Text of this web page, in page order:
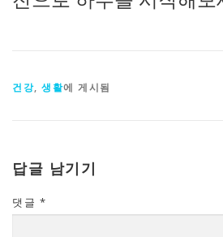
건강, 생활에 게시됨
답글 남기기
댓글 *